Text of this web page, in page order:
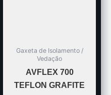
Gaxeta de Isolamento /
Vedação
AVFLEX 700
TEFLON GRAFITE